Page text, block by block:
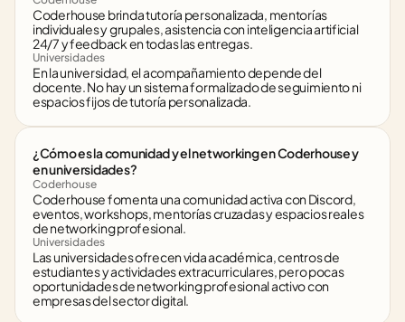
Coderhouse brinda tutoría personalizada, mentorías
individuales y grupales, asistencia con inteligencia artificial
24/7 y feedback en todas las entregas.
Universidades
En la universidad, el acompañamiento depende del
docente. No hay un sistema formalizado de seguimiento ni
espacios fijos de tutoría personalizada.
¿Cómo es la comunidad y el networking en Coderhouse y
en universidades?
Coderhouse
Coderhouse fomenta una comunidad activa con Discord,
eventos, workshops, mentorías cruzadas y espacios reales
de networking profesional.
Universidades
Las universidades ofrecen vida académica, centros de
estudiantes y actividades extracurriculares, pero pocas
oportunidades de networking profesional activo con
empresas del sector digital.